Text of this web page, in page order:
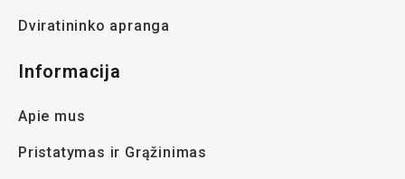
Dviratininko apranga
Informacija
Apie mus
Pristatymas ir Grąžinimas